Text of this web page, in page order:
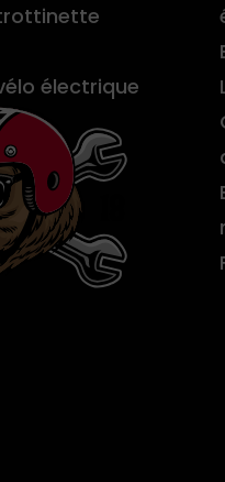
électrique